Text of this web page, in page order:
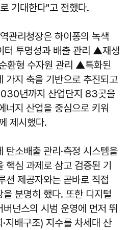
기대한다"고 전했다.
관리청장은 하이퐁의 녹색
투명성과 배출 관리 ▲재생
환형 수자원 관리 ▲특화된
가지 축을 기반으로 추진되고
년까지 산업단지 83곳을
너지 산업을 중심으로 키워
제시했다.
탄소배출 관리·측정 시스템을
핵심 과제로 삼고 검증된 기
션 제공자와는 곧바로 직접
분명히 했다. 또한 디지털
넌스의 시범 운영에 먼저 뛰
지배구조) 지수를 차세대 산